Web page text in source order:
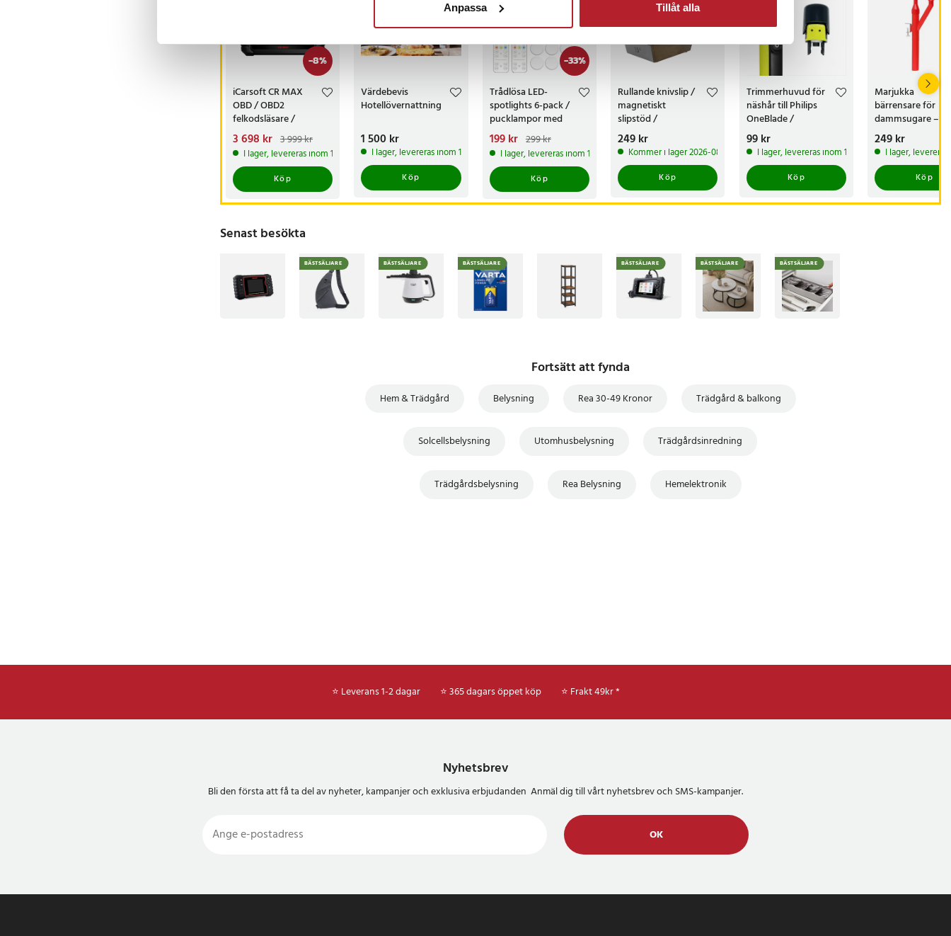
Anpassa Tillåt alla
-8%
iCarsoft CR MAX
OBD / OBD2
felkodsläsare /
bildiagnosverktyg /
diagnosverktyg för bil
Nuvarande pris:
3 698 krTidigare pris:
3 999 kr
3 698 kr 3 999 kr
I lager, levereras inom 1-2 vardagar
Köp
Värdebevis
Hotellövernattning
Pris:1 500 kr
1 500 kr
I lager, levereras inom 1-2 vardagar
Köp
-33%
Trådlösa LED-
spotlights 6-pack /
pucklampor med
fjärrkontroll / dimbar
skåpbelysning
Nuvarande pris
199 krTidigare pris:
299 kr
199 kr 299 kr
I lager, levereras inom 1-2 vardagar
Köp
Rullande knivslip /
magnetiskt
slipstöd /
diamantbryne
400/1000 / knivvässare
med fasta vinklar
Pris:249 kr
249 kr
Kommer i lager 2026-08-14
Köp
Trimmerhuvud för
näshår till Philips
OneBlade /
näshårstrimmer /
nästrimmerhuvud
Pris:99 kr
99 kr
I lager, levereras inom 1-2 vardagar
Köp
Marjukka
bärrensare för
dammsugare –
hög – Tratt Ø 18
Med två
Pris:249 kr
249 kr
I lager,
Köp
Senast besökta
BÄSTSÄLJARE BÄSTSÄLJARE BÄSTSÄLJARE BÄSTSÄLJARE BÄSTSÄLJARE BÄSTSÄLJARE
Fortsätt att fynda
Hem & Trädgård Belysning Rea 30-49 Kronor Trädgård & balkong
Solcellsbelysning Utomhusbelysning Trädgårdsinredning
Trädgårdsbelysning Rea Belysning Hemelektronik
⭐ Leverans 1-2 dagar ⭐ 365 dagars öppet köp ⭐ Frakt 49kr *
Nyhetsbrev
Bli den första att få ta del av nyheter, kampanjer och exklusiva erbjudanden Anmäl dig till vårt nyhetsbrev och SMS-kampanjer.
OK